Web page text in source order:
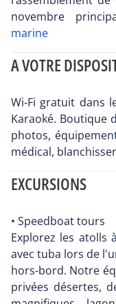
novembre
marine
A VOTRE
Wi-Fi gratuit dans
Karaoké. Boutique
photos,
médical,
EXCURSIONS
• Speedboat tours
Explorez les atolls
avec tuba lors de
hors-bord. Notre
privées désertes,